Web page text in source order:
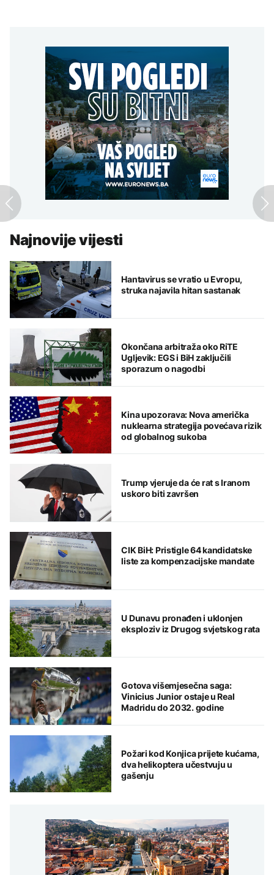
Najnovije vijesti
Hantavirus se vratio u Evropu,
struka najavila hitan sastanak
Okončana arbitraža oko RiTE
Ugljevik: EGS i BiH zaključili
sporazum o nagodbi
Kina upozorava: Nova američka
nuklearna strategija povećava rizik
od globalnog sukoba
Trump vjeruje da će rat s Iranom
uskoro biti završen
CIK BiH: Pristigle 64 kandidatske
liste za kompenzacijske mandate
U Dunavu pronađen i uklonjen
eksploziv iz Drugog svjetskog rata
Gotova višemjesečna saga:
Vinicius Junior ostaje u Real
Madridu do 2032. godine
Požari kod Konjica prijete kućama,
dva helikoptera učestvuju u
gašenju